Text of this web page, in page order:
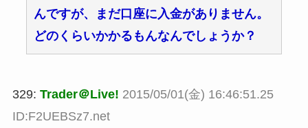
んですが、まだ口座に入金がありません。
どのくらいかかるもんなんでしょうか？
329: Trader＠Live! 2015/05/01(金) 16:46:51.25
ID:F2UEBSz7.net